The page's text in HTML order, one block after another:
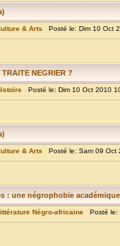
& Arts Posté le: Dim 10 Oct
NEGRIER ?
Posté le: Dim 10 Oct 2010
& Arts Posté le: Sam 09
: une négrophobie académique
Négro-africaine Posté le: